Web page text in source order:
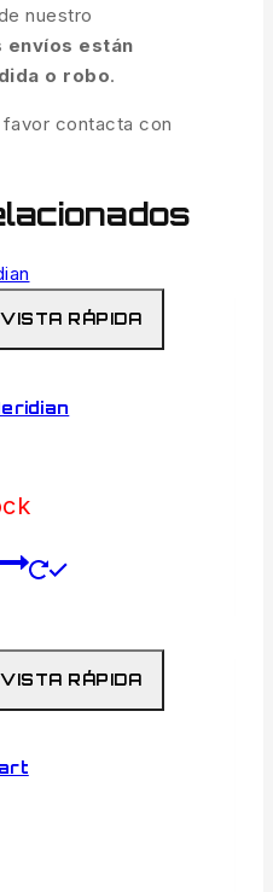
nuestro
están
o robo.
contacta con
VISTA RÁPIDA
VISTA RÁPIDA